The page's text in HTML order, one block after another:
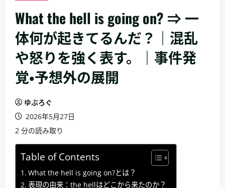
What the hell is going on? ⇒ 一
体何が起きてるんだ？｜混乱
や怒りを強く表す。｜事件発
覚・予想外の展開
ゆぶろぐ
2026年5月27日
2 分の読み取り
Table of Contents
What the hell is going on?とは？
表現の由来：the hellはどこから来たのか？